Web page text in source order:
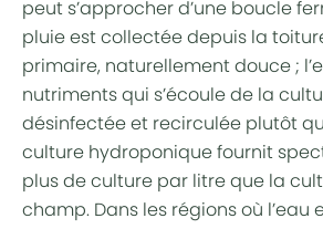
peut s’approcher d’une boucle
pluie est collectée depuis la
primaire, naturellement douce ;
nutriments qui s’écoule de la
désinfectée et recirculée plutôt
culture hydroponique fournit
plus de culture par litre que la
champ. Dans les régions où l’eau